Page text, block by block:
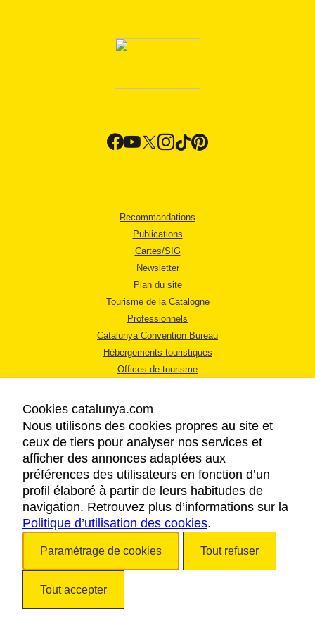
Recommandations
Publications
Cartes/SIG
Newsletter
Plan du site
Tourisme de la Catalogne
Professionnels
Catalunya Convention Bureau
Hébergements touristiques
Offices de tourisme
MENTIONS LÉGALES
RÈGLES DE CONFIDENTIALITÉ
COOKIES
ACCESSIBILITÉ
Cookies catalunya.com
Nous utilisons des cookies propres au site et
ceux de tiers pour analyser nos services et
afficher des annonces adaptées aux
préférences des utilisateurs en fonction d’un
profil élaboré à partir de leurs habitudes de
navigation. Retrouvez plus d’informations sur la
Politique d’utilisation des cookies.
Paramétrage de cookies Tout refuser
Tout accepter